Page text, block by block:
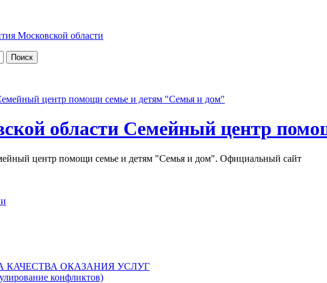
Московской области
области Семейный центр
центр помощи семье и детям "Семья и дом". Официальный сайт
ОКАЗАНИЯ УСЛУГ
конфликтов)